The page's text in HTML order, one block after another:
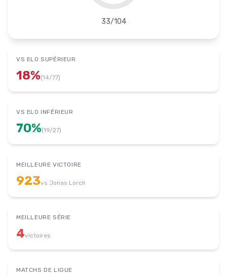
33/104
VS ELO SUPÉRIEUR
18%(14/77)
VS ELO INFÉRIEUR
70%(19/27)
MEILLEURE VICTOIRE
923vs Jonas Lorch
MEILLEURE SÉRIE
4victoires
MATCHS DE LIGUE